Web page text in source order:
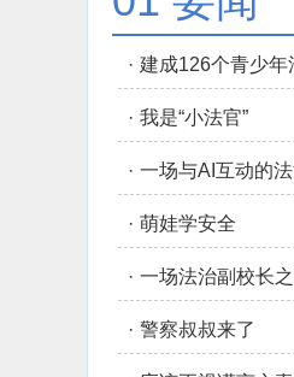
· 建成126个青少年
· 我是“小法官”
· 一场与AI互动的
· 萌娃学安全
· 一场法治副校长
· 警察叔叔来了